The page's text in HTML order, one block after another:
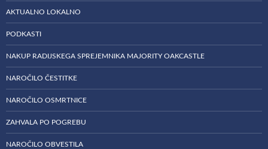
AKTUALNO LOKALNO
PODKASTI
NAKUP RADIJSKEGA SPREJEMNIKA MAJORITY OAKCASTLE
NAROČILO ČESTITKE
NAROČILO OSMRTNICE
ZAHVALA PO POGREBU
NAROČILO OBVESTILA